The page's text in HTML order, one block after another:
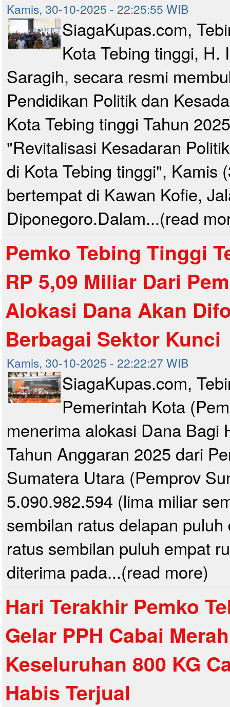
Kamis, 30-10-2025 - 22:25:55 WIB
SiagaKupas.com,
Kota Tebing tinggi, H.
Saragih, secara resmi
Pendidikan Politik dan
Kota Tebing tinggi Tahun
"Revitalisasi Kesadaran
di Kota Tebing tinggi", Kamis
bertempat di Kawan Kofie,
Diponegoro.Dalam...(read
Pemko Tebing Tinggi
RP 5,09 Miliar Dari
Alokasi Dana Akan
Berbagai Sektor Kunci
Kamis, 30-10-2025 - 22:22:27 WIB
SiagaKupas.com,
Pemerintah Kota
menerima alokasi Dana Bagi
Tahun Anggaran 2025 dari
Sumatera Utara (Pemprov
5.090.982.594 (lima miliar
sembilan ratus delapan
ratus sembilan puluh empat
diterima pada...(read more)
Hari Terakhir Pemko
Gelar PPH Cabai
Keseluruhan 800 KG
Habis Terjual